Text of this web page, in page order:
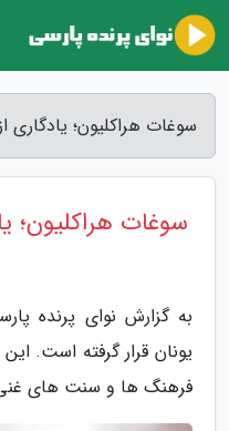
سوغات هراکلیون؛ یادگاری
سوغات هراکلیون؛
به گزارش نوای پرنده
یونان قرار گرفته است.
فرهنگ ها و سنت های